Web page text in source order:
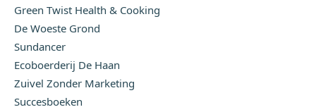
Green Twist Health & Cooking
De Woeste Grond
Sundancer
Ecoboerderij De Haan
Zuivel Zonder Marketing
Succesboeken